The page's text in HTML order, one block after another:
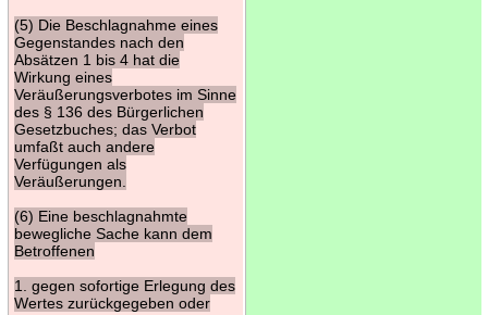
(5) Die Beschlagnahme eines
Gegenstandes nach den
Absätzen 1 bis 4 hat die
Wirkung eines
Veräußerungsverbotes im Sinne
des § 136 des Bürgerlichen
Gesetzbuches; das Verbot
umfaßt auch andere
Verfügungen als
Veräußerungen.
(6) Eine beschlagnahmte
bewegliche Sache kann dem
Betroffenen
1. gegen sofortige Erlegung des
Wertes zurückgegeben oder